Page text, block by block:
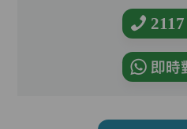
即時